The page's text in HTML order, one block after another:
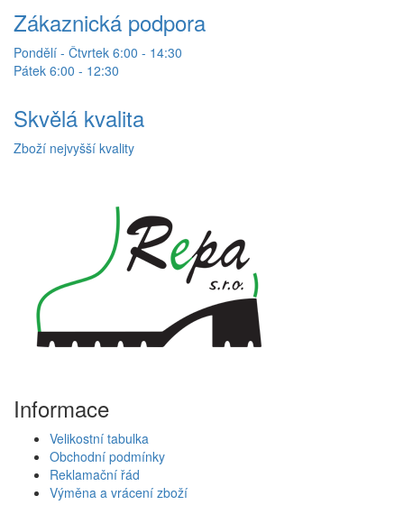
Zákaznická podpora
Pondělí - Čtvrtek 6:00 - 14:30
Pátek 6:00 - 12:30
Skvělá kvalita
Zboží nejvyšší kvality
Informace
Velikostní tabulka
Obchodní podmínky
Reklamační řád
Výměna a vrácení zboží